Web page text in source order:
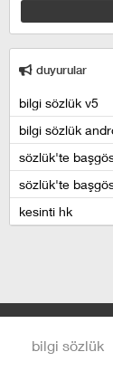
duyurular
bilgi sözlük v5
bilgi sözlük
sözlük'te
sözlük'te
kesinti hk
bilgi sözlük